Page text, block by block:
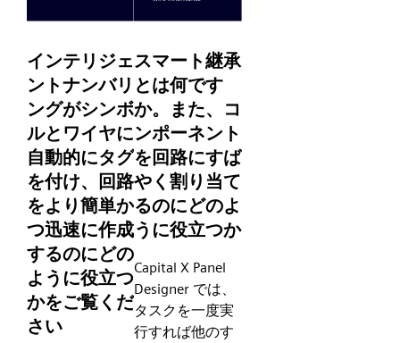
インテリジェ
ントナンバリ
ングがシンボ
ルとワイヤに
自動的にタグ
を付け、回路
をより簡単か
つ迅速に作成
するのにどの
ように役立つ
かをご覧くだ
さい
スマート継承
とは何です
か。また、コ
ンポーネント
を回路にすば
やく割り当て
るのにどのよ
うに役立つか
Capital X Panel
Designer では、
タスクを一度実
行すれば他のす